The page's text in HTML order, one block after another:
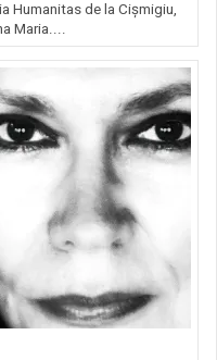
Humanitas de la Cișmigiu,
Maria....